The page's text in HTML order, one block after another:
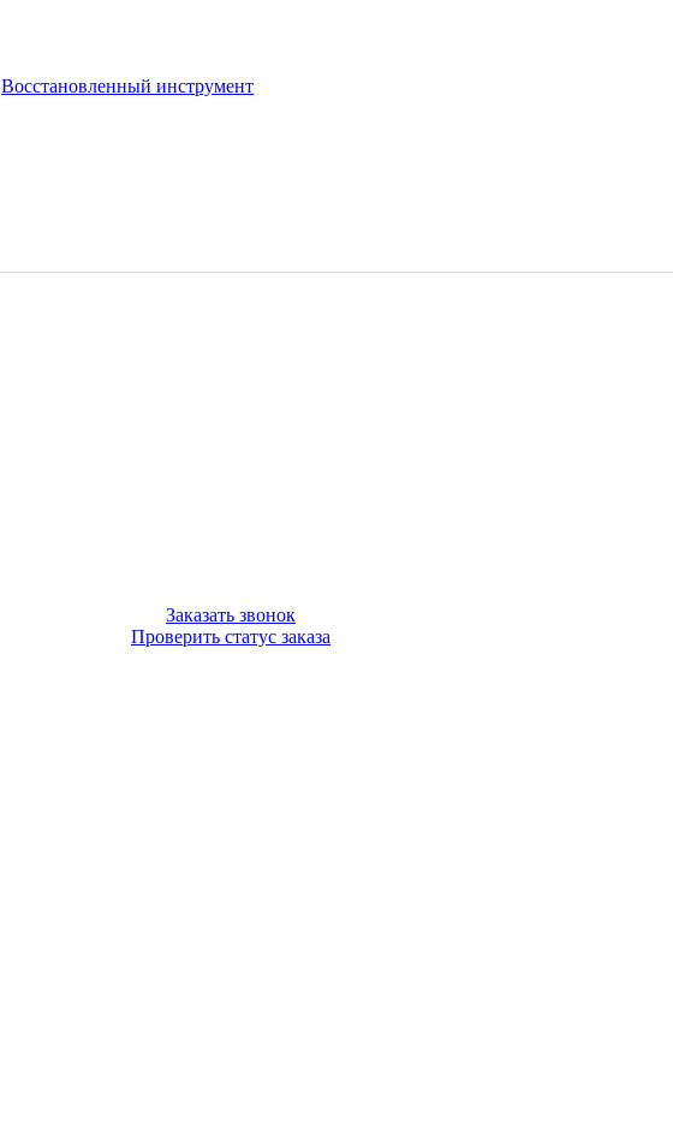
Восстановленный инструмент
Заказать звонок
Проверить статус заказа